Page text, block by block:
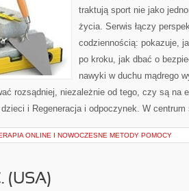
traktują sport nie jako
życia. Serwis łączy
codziennością: pokazuje,
po kroku, jak dbać o
nawyki w duchu mądrego
rozsądniej, niezależnie od tego, czy są na
dzieci i Regeneracja i odpoczynek. W
ONLINE I NOWOCZESNE METODY POMOCY
(USA)